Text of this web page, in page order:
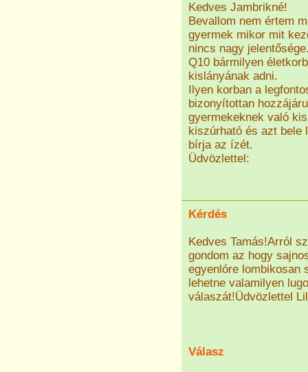
Kedves Jambrikné!
Bevallom nem értem
gyermek mikor mit
nincs nagy
Q10 bármilyen
kislányának adni.
Ilyen korban a
bizonyítottan
gyermekeknek való
kiszúrható és azt
bírja az ízét.
Üdvözlettel:
Kérdés
Kedves Tamás!Arról
gondom az hogy
egyenlóre lombikosan
lehetne valamilyen
válaszát!Üdvözlettel
Válasz